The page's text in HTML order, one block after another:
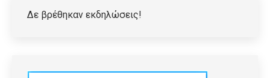
Δε βρέθηκαν εκδηλώσεις!